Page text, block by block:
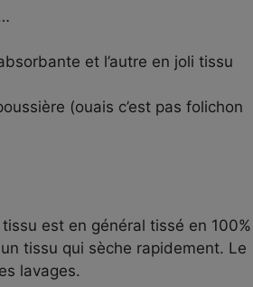
et l’autre en joli tissu
(ouais c’est pas folichon
est en général tissé en 100%
tissu qui sèche rapidement. Le
lavages.